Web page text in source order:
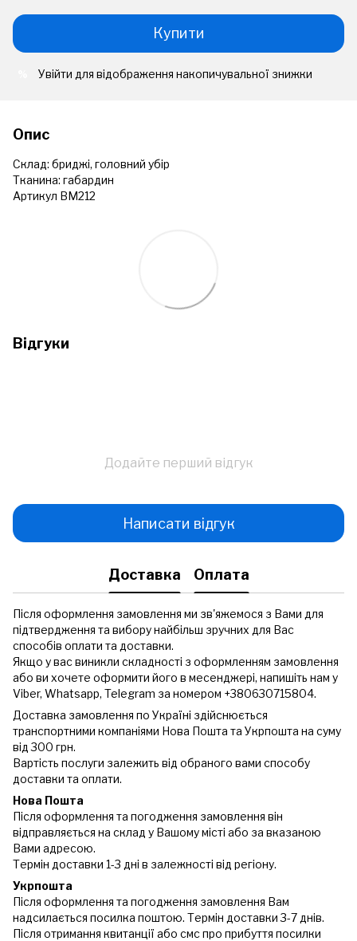
Купити
Увійти для відображення накопичувальної знижки
Опис
Склад: бриджі, головний убір
Тканина: габардин
Артикул ВМ212
Відгуки
Додайте перший відгук
Написати відгук
Доставка Оплата
Після оформлення замовлення ми зв'яжемося з Вами для
підтвердження та вибору найбільш зручних для Вас
способів оплати та доставки.
Якщо у вас виникли складності з оформленням замовлення
або ви хочете оформити його в месенджері, напишіть нам у
Viber, Whatsapp, Telegram за номером +380630715804.
Доставка замовлення по Україні здійснюється
транспортними компаніями Нова Пошта та Укрпошта на суму
від 300 грн.
Вартість послуги залежить від обраного вами способу
доставки та оплати.
Нова Пошта
Після оформлення та погодження замовлення він
відправляється на склад у Вашому місті або за вказаною
Вами адресою.
Термін доставки 1-3 дні в залежності від регіону.
Укрпошта
Після оформлення та погодження замовлення Вам
надсилається посилка поштою. Термін доставки 3-7 днів.
Після отримання квитанції або смс про прибуття посилки